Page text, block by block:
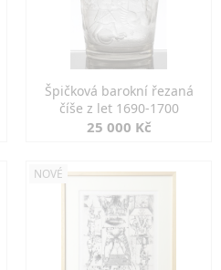
Špičková barokní řezaná
číše z let 1690-1700
25 000 Kč
NOVÉ